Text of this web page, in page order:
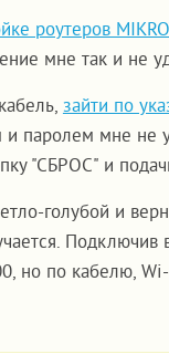
роутеров
мне так и не
зайти по
паролем мне не
"СБРОС" и
голубой и
Подключив
но по кабелю,